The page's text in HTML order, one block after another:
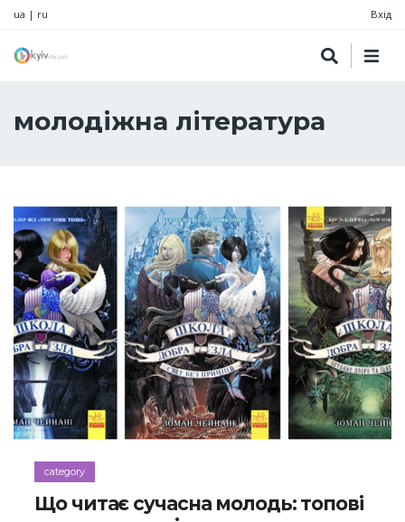
ua | ru Вхід
молодіжна література
category
Що читає сучасна молодь: топові